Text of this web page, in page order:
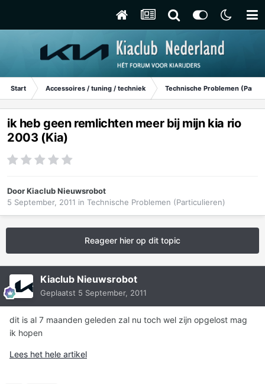
Start Accessoires / tuning / techniek Technische Problemen
ik heb geen remlichten meer bij mijn kia rio
2003 (Kia)
DoorKiaclub Nieuwsrobot
5 September, 2011 in Technische Problemen (Particulieren)
Reageer hier op dit topic
Kiaclub Nieuwsrobot
Geplaatst 5 September, 2011
dit is al 7 maanden geleden zal nu toch wel zijn opgelost mag
ik hopen
Lees het hele artikel